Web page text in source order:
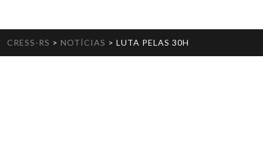
CRESS-RS > NOTÍCIAS > LUTA PELAS 30H